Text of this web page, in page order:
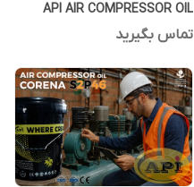
API AIR COMPRESSOR OIL
CORENA S2P68 بشکه 208 لیتری
تماس بگیرید